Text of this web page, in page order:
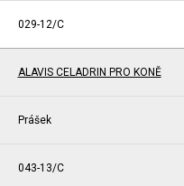
029-12/C
ALAVIS CELADRIN PRO KONĚ
Prášek
043-13/C